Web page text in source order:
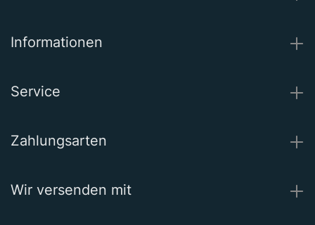
Informationen
Service
Zahlungsarten
Wir versenden mit